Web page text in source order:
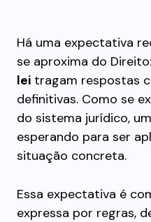
Há uma expectativa
se aproxima do
lei tragam respostas
definitivas. Como se
do sistema jurídico,
esperando para ser
situação concreta.
Essa expectativa é
expressa por regras,